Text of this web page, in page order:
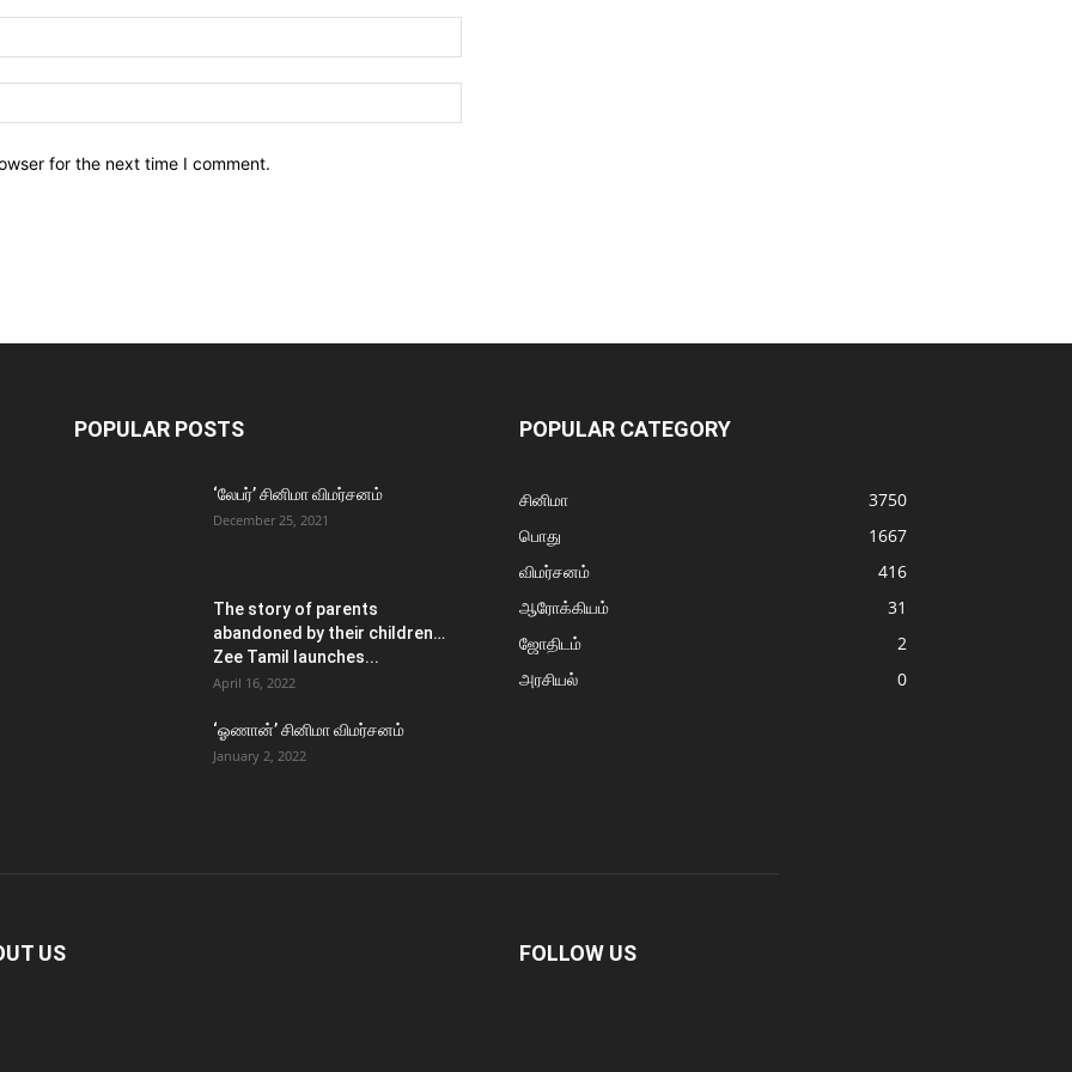
for the next time I comment.
POPULAR POSTS
‘லேபர்’ சினிமா விமர்சனம்
December 25, 2021
The story of parents
abandoned by their children…
Zee Tamil launches...
April 16, 2022
‘ஓணான்’ சினிமா விமர்சனம்
January 2, 2022
POPULAR CATEGORY
சினிமா
3750
பொது
1667
விமர்சனம்
416
ஆரோக்கியம்
31
ஜோதிடம்
2
அரசியல்
0
US FOLLOW US